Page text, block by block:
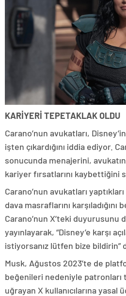
KARİYERİ TEPETAKLAK OLDU
Carano’nun avukatları,
işten çıkardığını iddia ediyor.
sonucunda menajerini,
kariyer fırsatlarını kaybettiğini
Carano’nun avukatları yaptıkları
dava masraflarını
Carano’nun X’teki duyurusunu
yayınlayarak, “Disney’e karşı
istiyorsanız lütfen bize bildirin”
Musk, Ağustos 2023’te de
beğenileri nedeniyle patronları
uğrayan X kullanıcılarına